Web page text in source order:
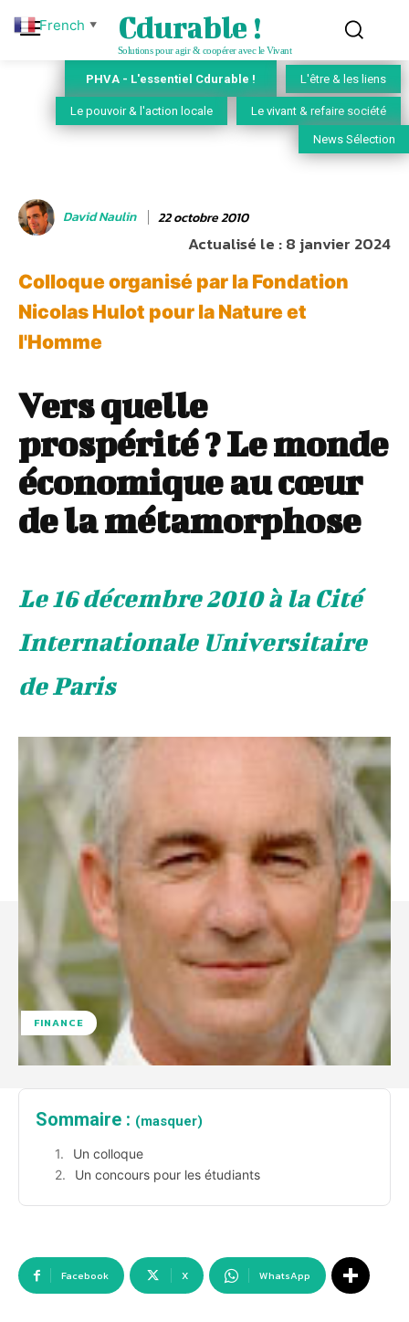
Cdurable !
Solutions pour agir & coopérer avec le Vivant
PHVA - L'essentiel Cdurable ! L'être & les liens
Le pouvoir & l'action locale Le vivant & refaire société
News Sélection
David Naulin 22 octobre 2010
Actualisé le :8 janvier 2024
Colloque organisé par la Fondation
Nicolas Hulot pour la Nature et
l'Homme
Vers quelle
prospérité ? Le monde
économique au cœur
de la métamorphose
Le 16 décembre 2010 à la Cité
Internationale Universitaire
de Paris
FINANCE
Sommaire : (masquer)
Un colloque
Un concours pour les étudiants
Facebook X WhatsApp
French ▼